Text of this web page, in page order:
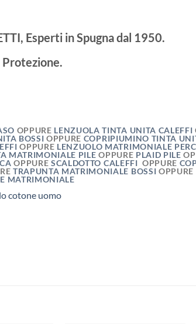
Esperti in Spugna dal 1950.
OPPURE LENZUOLA TINTA UNITA CALEFFI
BOSSI OPPURE COPRIPIUMINO TINTA
OPPURE LENZUOLO MATRIMONIALE
MATRIMONIALE PILEOPPURE PLAID PILE
OPPURESCALDOTTO CALEFFI OPPURE
TRAPUNTA MATRIMONIALE BOSSI OPPURE
MATRIMONIALE
cotone uomo